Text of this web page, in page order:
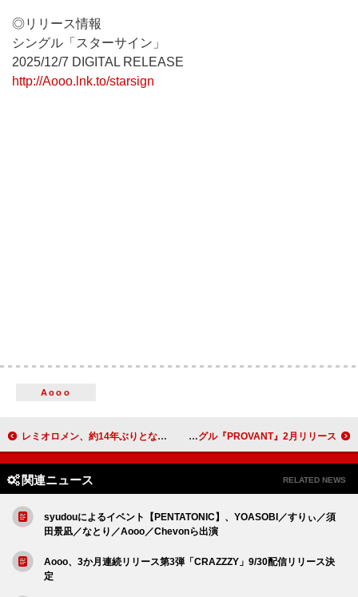
◎リリース情報
シングル「スターサイン」
2025/12/7 DIGITAL RELEASE
http://Aooo.lnk.to/starsign
Aooo
レミオロメン、約14年ぶりとなる活動再開＆全国ツアーを発表 SawanoHiroyuki[nZk]、ニューシングル『PROVANT』2月リリース
関連ニュース RELATED NEWS
syudouによるイベント【PENTATONIC】、YOASOBI／すりぃ／須
田景凪／なとり／Aooo／Chevonら出演
Aooo、3か月連続リリース第3弾「CRAZZZY」9/30配信リリース決
定